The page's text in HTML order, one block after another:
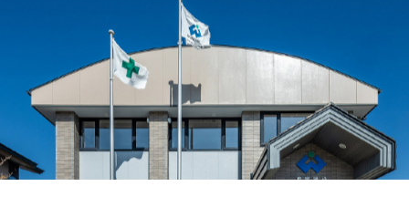
業務
求人 実績 問合
写真